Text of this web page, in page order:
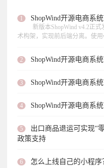
1 ShopWind开源电商系
新版本ShopWind v4.2正
术构架，实现前后端分离。使用
品的支持、支持扫码核销等功
2 ShopWind开源电商系
3 ShopWind开源电商系
4 ShopWind开源电商系
5
出口商品退运可实现“
政策支持
6 怎么上线自己的小程序